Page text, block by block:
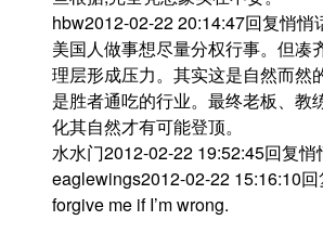
hbw2012-02-22 20:14:47回复悄悄
美国人做事想尽量分权行事。但凑
理层形成压力。其实这是自然而然
是胜者通吃的行业。最终老板、教
化其自然才有可能登顶。
水水门2012-02-22 19:52:45回复
eaglewings2012-02-22 15:16:10
forgive me if I’m wrong.